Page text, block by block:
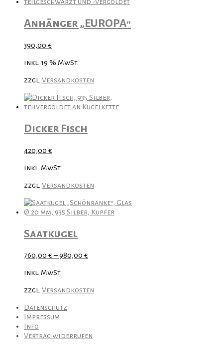
Anhänger „EUROPA“
390,00 €
inkl. 19 % MwSt.
zzgl. Versandkosten
Dicker Fisch
420,00 €
inkl. MwSt.
zzgl. Versandkosten
Saatkugel
760,00 €–980,00 €
inkl. MwSt.
zzgl. Versandkosten
Datenschutz
Impressum
Info
Vertrag widerrufen